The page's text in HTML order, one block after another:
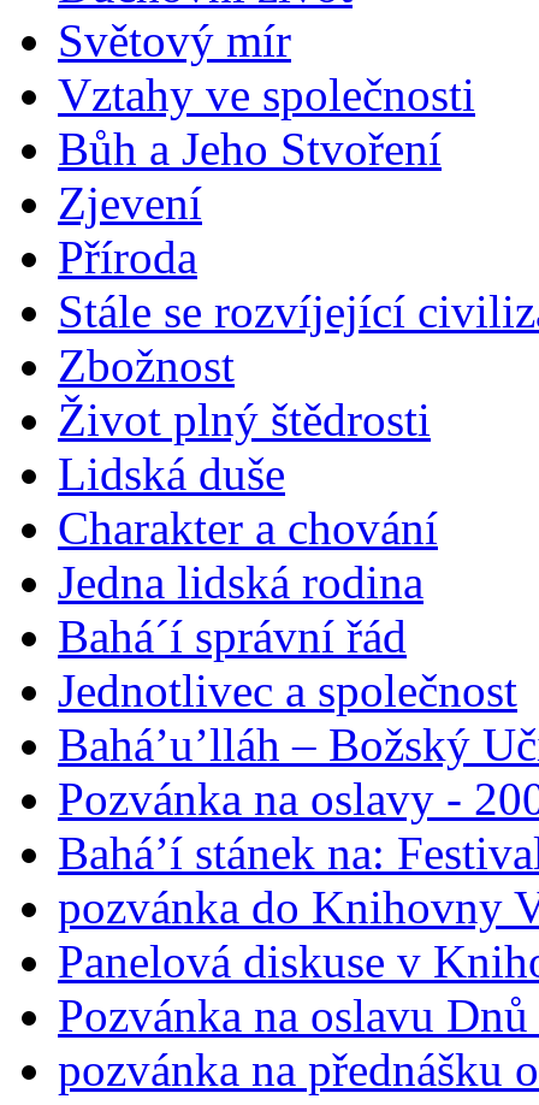
Světový mír
Vztahy ve společnosti
Bůh a Jeho Stvoření
Zjevení
Příroda
Stále se rozvíjející
Zbožnost
Život plný štědrosti
Lidská duše
Charakter a chování
Jedna lidská rodina
Bahá´í správní řád
Jednotlivec a společnost
Bahá’u’lláh – Božský
Pozvánka na oslavy -
Bahá’í stánek na:
pozvánka do Knihovny
Panelová diskuse v
Pozvánka na oslavu
pozvánka na přednášku